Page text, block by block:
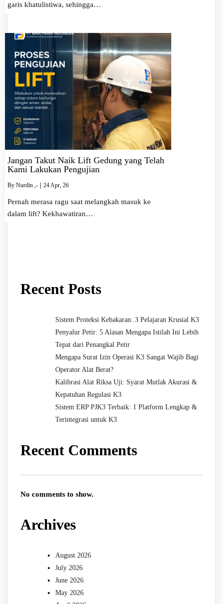
garis khatulistiwa, sehingga…
Jangan Takut Naik Lift Gedung yang Telah
Kami Lakukan Pengujian
By Nurdin ,- | 24Apr, 26
Pernah merasa ragu saat melangkah masuk ke
dalam lift? Kekhawatiran…
Recent Posts
Sistem Proteksi Kebakaran: 3 Pelajaran Krusial K3
Penyalur Petir: 5 Alasan Mengapa Istilah Ini Lebih
Tepat dari Penangkal Petir
Mengapa Surat Izin Operasi K3 Sangat Wajib Bagi
Operator Alat Berat?
Kalibrasi Alat Riksa Uji: Syarat Mutlak Akurasi &
Kepatuhan Regulasi K3
Sistem ERP PJK3 Terbaik: 1 Platform Lengkap &
Terintegrasi untuk K3
Recent Comments
No comments to show.
Archives
August 2026
July 2026
June 2026
May 2026